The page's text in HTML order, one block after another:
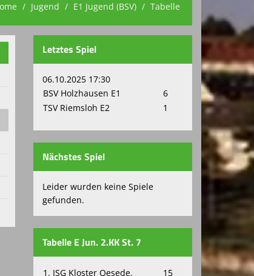
Jugend E1 Jugend (BSV) Tabelle
Letztes Spiel
06.10.2025 17:30
BSV Holzhausen E1
6
TSV Riemsloh E2
1
Nächstes Spiel
Leider wurden keine Spiele
gefunden.
Tabelle E Jun. 2.KK St. 7
1. JSG Kloster Oesede.
15